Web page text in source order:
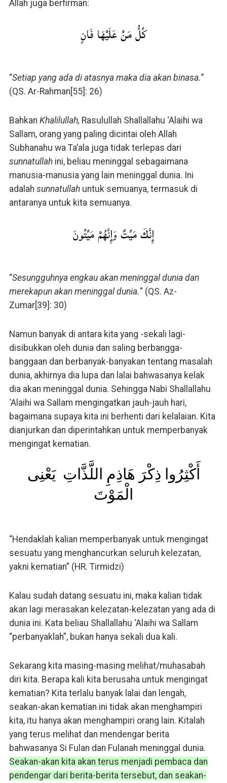
Allah juga berfirman:
كُلُّ مَنْ عَلَيْهَا فَانٍ
“Setiap yang ada di atasnya maka dia akan binasa.”
(QS. Ar-Rahman[55]: 26)
Bahkan Khalilullah, Rasulullah Shallallahu ‘Alaihi wa
Sallam, orang yang paling dicintai oleh Allah
Subhanahu wa Ta’ala juga tidak terlepas dari
sunnatullahini, beliau meninggal sebagaimana
manusia-manusia yang lain meninggal dunia. Ini
adalah sunnatullahuntuk semuanya, termasuk di
antaranya untuk kita semuanya.
إِنَّكَ مَيِّتٌ وَإِنَّهُمْ مَيِّتُونَ
“Sesungguhnya engkau akan meninggal dunia dan
merekapun akan meninggal dunia.” (QS. Az-
Zumar[39]: 30)
Namun banyak di antara kita yang -sekali lagi-
disibukkan oleh dunia dan saling berbangga-
banggaan dan berbanyak-banyakan tentang masalah
dunia, akhirnya dia lupa dan lalai bahwasanya kelak
dia akan meninggal dunia. Sehingga Nabi Shallallahu
‘Alaihi wa Sallam mengingatkan jauh-jauh hari,
bagaimana supaya kita ini berhenti dari kelalaian. Kita
dianjurkan dan diperintahkan untuk memperbanyak
mengingat kematian.
ﺃَﻛْﺜِﺮُﻭﺍ ﺫِﻛْﺮَ ﻫَﺎﺫِﻡِ ﺍﻟﻠَّﺬَّﺍﺕِ ‏ ﻳَﻌْﻨِﻰ
ﺍﻟْﻤَﻮْﺕَ
“Hendaklah kalian memperbanyak untuk mengingat
sesuatu yang menghancurkan seluruh kelezatan,
yakni kematian” (HR. Tirmidzi)
Kalau sudah datang sesuatu ini, maka kalian tidak
akan lagi merasakan kelezatan-kelezatan yang ada di
dunia ini. Kata beliau Shallallahu ‘Alaihi wa Sallam
“perbanyaklah”, bukan hanya sekali dua kali.
Sekarang kita masing-masing melihat/muhasabah
diri kita. Berapa kali kita berusaha untuk mengingat
kematian? Kita terlalu banyak lalai dan lengah,
seakan-akan kematian ini tidak akan menghampiri
kita, itu hanya akan menghampiri orang lain. Kitalah
yang terus melihat dan mendengar berita
bahwasanya Si Fulan dan Fulanah meninggal dunia.
Seakan-akan kita akan terus menjadi pembaca dan
pendengar dari berita-berita tersebut, dan seakan-